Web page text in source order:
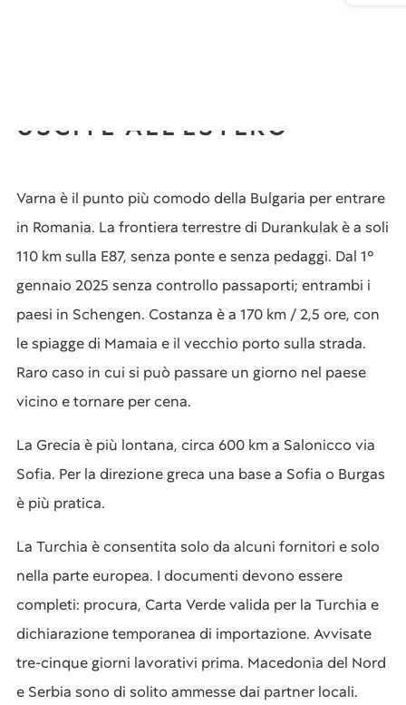
USCITE ALL'ESTERO
Varna è il punto più comodo della Bulgaria per entrare
in Romania. La frontiera terrestre di Durankulak è a soli
110 km sulla E87, senza ponte e senza pedaggi. Dal 1°
gennaio 2025 senza controllo passaporti; entrambi i
paesi in Schengen. Costanza è a 170 km / 2,5 ore, con
le spiagge di Mamaia e il vecchio porto sulla strada.
Raro caso in cui si può passare un giorno nel paese
vicino e tornare per cena.
La Grecia è più lontana, circa 600 km a Salonicco via
Sofia. Per la direzione greca una base a Sofia o Burgas
è più pratica.
La Turchia è consentita solo da alcuni fornitori e solo
nella parte europea. I documenti devono essere
completi: procura, Carta Verde valida per la Turchia e
dichiarazione temporanea di importazione. Avvisate
tre-cinque giorni lavorativi prima. Macedonia del Nord
e Serbia sono di solito ammesse dai partner locali.